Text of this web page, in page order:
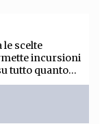
le scelte
incursioni
tutto quanto...